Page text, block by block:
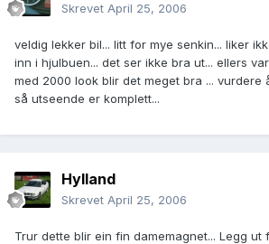
Skrevet April 25, 2006
veldig lekker bil... litt for mye senkin... liker
inn i hjulbuen... det ser ikke bra ut... ellers
med 2000 look blir det meget bra ... vurdere
så utseende er komplett...
Hylland
Skrevet April 25, 2006
Trur dette blir ein fin damemagnet... Legg